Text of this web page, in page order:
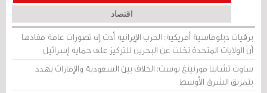
اقتصاد
برقيات دبلوماسية أمريكية: الحرب الإيرانية أدت إلى تصورات عامة مفادها
أن الولايات المتحدة تخلت عن البحرين للتركيز على حماية إسرائيل
ساوث تشاينا مورنينغ بوست: الخلاف بين السعودية والإمارات يهدد
بتمزيق الشرق الأوسط